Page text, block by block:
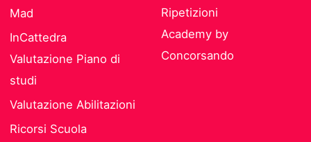
Mad
InCattedra
Valutazione Piano di
studi
Valutazione Abilitazioni
Ricorsi Scuola
Ripetizioni
Academy by
Concorsando